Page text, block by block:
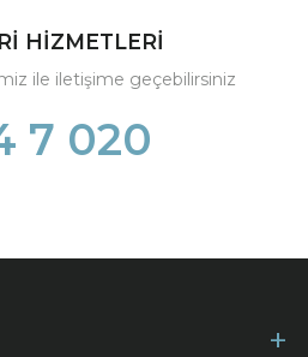
HİZMETLERİ
ile iletişime geçebilirsiniz
7 020